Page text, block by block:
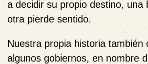
a decidir su propio destino, una
otra pierde sentido.
Nuestra propia historia también
algunos gobiernos, en nombre